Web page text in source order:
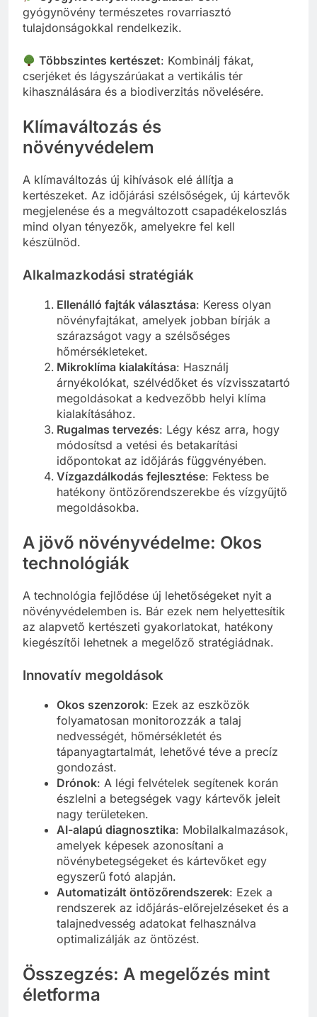
gyógynövény természetes rovarriasztó
tulajdonságokkal rendelkezik.
Többszintes kertészet: Kombinálj fákat,
cserjéket és lágyszárúakat a vertikális tér
kihasználására és a biodiverzitás növelésére.
Klímaváltozás és
növényvédelem
A klímaváltozás új kihívások elé állítja a
kertészeket. Az időjárási szélsőségek, új kártevők
megjelenése és a megváltozott csapadékeloszlás
mind olyan tényezők, amelyekre fel kell
készülnöd.
Alkalmazkodási stratégiák
Ellenálló fajták választása: Keress olyan
növényfajtákat, amelyek jobban bírják a
szárazságot vagy a szélsőséges
hőmérsékleteket.
Mikroklíma kialakítása: Használj
árnyékolókat, szélvédőket és vízvisszatartó
megoldásokat a kedvezőbb helyi klíma
kialakításához.
Rugalmas tervezés: Légy kész arra, hogy
módosítsd a vetési és betakarítási
időpontokat az időjárás függvényében.
Vízgazdálkodás fejlesztése: Fektess be
hatékony öntözőrendszerekbe és vízgyűjtő
megoldásokba.
A jövő növényvédelme: Okos
technológiák
A technológia fejlődése új lehetőségeket nyit a
növényvédelemben is. Bár ezek nem helyettesítik
az alapvető kertészeti gyakorlatokat, hatékony
kiegészítői lehetnek a megelőző stratégiádnak.
Innovatív megoldások
Okos szenzorok: Ezek az eszközök
folyamatosan monitorozzák a talaj
nedvességét, hőmérsékletét és
tápanyagtartalmát, lehetővé téve a precíz
gondozást.
Drónok: A légi felvételek segítenek korán
észlelni a betegségek vagy kártevők jeleit
nagy területeken.
AI-alapú diagnosztika: Mobilalkalmazások,
amelyek képesek azonosítani a
növénybetegségeket és kártevőket egy
egyszerű fotó alapján.
Automatizált öntözőrendszerek: Ezek a
rendszerek az időjárás-előrejelzéseket és a
talajnedvesség adatokat felhasználva
optimalizálják az öntözést.
Összegzés: A megelőzés mint
életforma